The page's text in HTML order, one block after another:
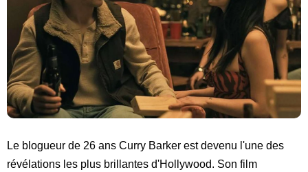
Le blogueur de 26 ans Curry Barker est devenu l'une des
révélations les plus brillantes d'Hollywood. Son film